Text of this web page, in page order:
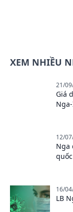
XEM NHIỀU
21/
Giá
12/
Nga
16/
LB